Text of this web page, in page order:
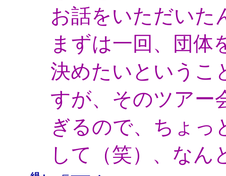
お話をいただいた
まずは一回、団体
決めたいというこ
すが、そのツアー
ぎるので、ちょっ
して（笑）、なん